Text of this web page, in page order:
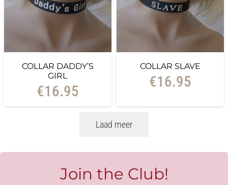
COLLAR DADDY’S
GIRL
€16.95
COLLAR SLAVE
€16.95
Laad meer
Join the Club!